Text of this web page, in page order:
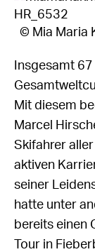
© Mia Maria
Insgesamt
Mit diesem
Marcel
Skifahrer
aktiven
seiner
hatte unter
bereits einen
Tour in